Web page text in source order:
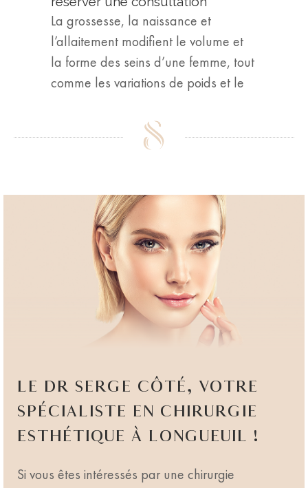
La grossesse, la naissance et
l’allaitement modifient le volume et
la forme des seins d’une femme, tout
comme les variations de poids et le
LE DR SERGE CÔTÉ, VOTRE
SPÉCIALISTE EN CHIRURGIE
ESTHÉTIQUE À LONGUEUIL !
Si vous êtes intéressés par une chirurgie